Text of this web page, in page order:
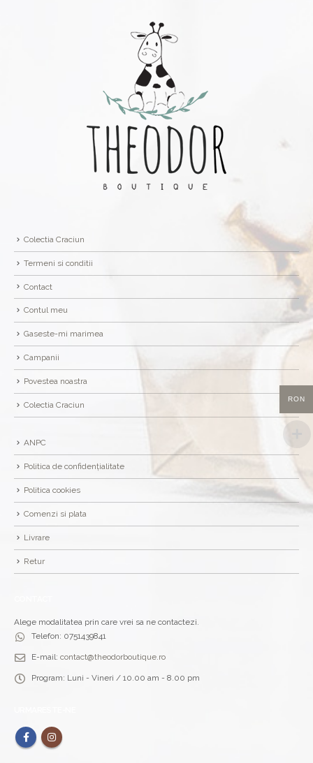
Colectia Craciun
Termeni si conditii
Contact
Contul meu
Gaseste-mi marimea
Campanii
Povestea noastra
Colectia Craciun
ANPC
Politica de confidențialitate
Politica cookies
Comenzi si plata
Livrare
Retur
Alege modalitatea prin care vrei sa ne contactezi.
Telefon: 0751439841
E-mail: contact@theodorboutique.ro
Program: Luni - Vineri / 10.00 am - 8.00 pm
RON